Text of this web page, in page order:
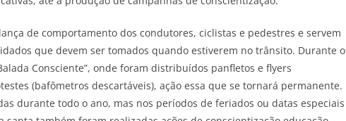
de comportamento dos condutores, ciclistas e pedestres e servem
que devem ser tomados quando estiverem no trânsito. Durante o
Consciente”, onde foram distribuídos panfletos e flyers
(bafômetros descartáveis), ação essa que se tornará permanente.
durante todo o ano, mas nos períodos de feriados ou datas especiais